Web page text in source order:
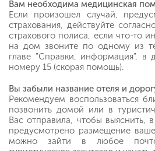
Вам необходима медицинская
Если произошел случай,
страхования, действуйте
страхового полиса, если что-то
на дом звоните по одному из
главе "Справки, информация", в
номеру 15 (скорая помощь).
Вы забыли название отеля и
Рекомендуем воспользоваться
позвонить домой или в
Вас отправила, чтобы выяснить,
предусмотрено размещение
можно зайти в любое